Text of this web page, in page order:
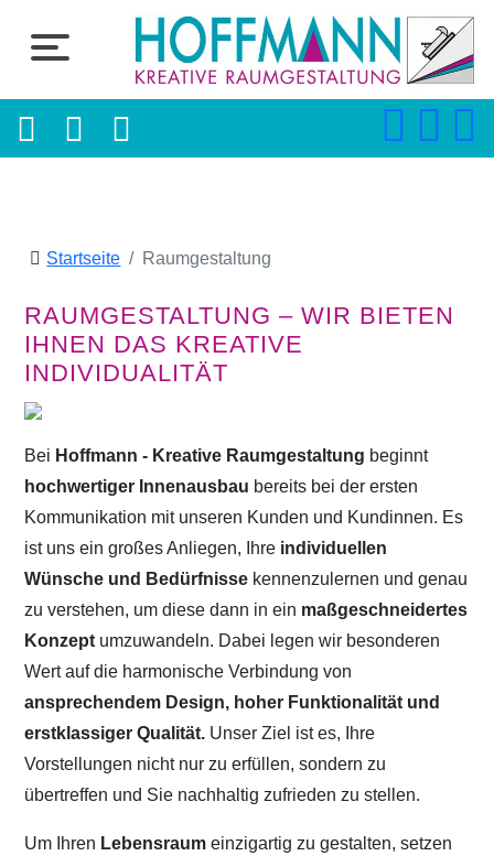
Startseite Raumgestaltung
RAUMGESTALTUNG – WIR BIETEN
IHNEN DAS KREATIVE
INDIVIDUALITÄT
Bei Hoffmann - Kreative Raumgestaltung beginnt
hochwertiger Innenausbau bereits bei der ersten
Kommunikation mit unseren Kunden und Kundinnen. Es
ist uns ein großes Anliegen, Ihre individuellen
Wünsche und Bedürfnisse kennenzulernen und genau
zu verstehen, um diese dann in ein maßgeschneidertes
Konzept umzuwandeln. Dabei legen wir besonderen
Wert auf die harmonische Verbindung von
ansprechendem Design, hoher Funktionalität und
erstklassiger Qualität. Unser Ziel ist es, Ihre
Vorstellungen nicht nur zu erfüllen, sondern zu
übertreffen und Sie nachhaltig zufrieden zu stellen.
Um Ihren Lebensraumeinzigartig zu gestalten, setzen